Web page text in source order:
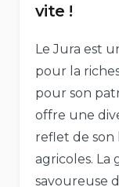
vite !
Le Jura est
pour la
pour son
offre une
reflet de son
agricoles. La
savoureuse